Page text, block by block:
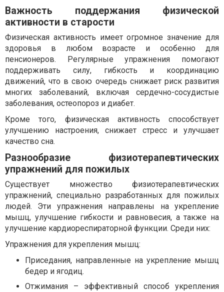
Важность поддержания физической
активности в старости
Физическая активность имеет огромное значение для
здоровья в любом возрасте и особенно для
пенсионеров. Регулярные упражнения помогают
поддерживать силу, гибкость и координацию
движений, что в свою очередь снижает риск развития
многих заболеваний, включая сердечно-сосудистые
заболевания, остеопороз и диабет.
Кроме того, физическая активность способствует
улучшению настроения, снижает стресс и улучшает
качество сна.
Разнообразие физиотерапевтических
упражнений для пожилых
Существует множество физиотерапевтических
упражнений, специально разработанных для пожилых
людей. Эти упражнения направлены на укрепление
мышц, улучшение гибкости и равновесия, а также на
улучшение кардиореспираторной функции. Среди них:
Упражнения для укрепления мышц:
Приседания, направленные на укрепление мышц
бедер и ягодиц.
Отжимания – эффективный способ укрепления